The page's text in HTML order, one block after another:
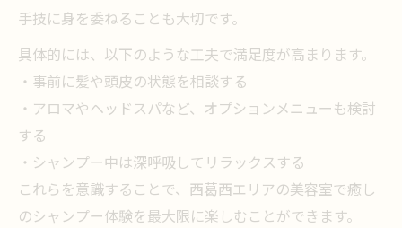
美容室シャンプーで味わう特別なリラック
スタイム
髪と心が整う美容室なら西葛西エリアが注目
美容室で髪と心を整えるシャンプー体験を
手技に身を委ねることも大切です。
具体的には、以下のような工夫で満足度が高まります。
・事前に髪や頭皮の状態を相談する
・アロマやヘッドスパなど、オプションメニューも検討
する
・シャンプー中は深呼吸してリラックスする
これらを意識することで、西葛西エリアの美容室で癒し
のシャンプー体験を最大限に楽しむことができます。